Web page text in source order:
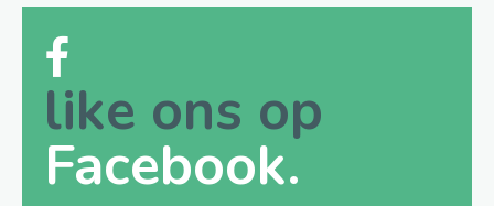
like ons op
Facebook.